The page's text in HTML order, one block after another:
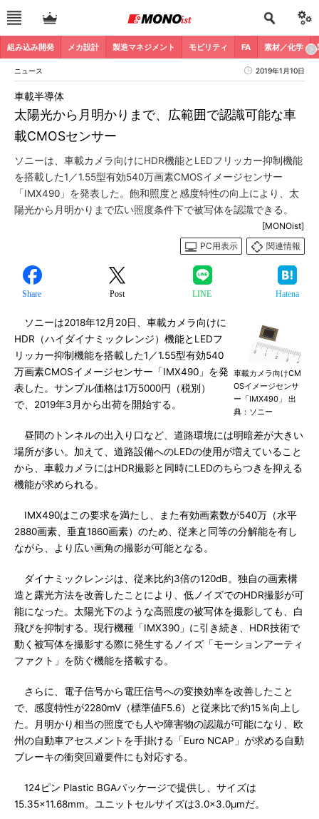
組み込み開発 メカ設計 製造マネジメント モビリティ FA 素材／化学
ニュース 2019年1月10日
太陽光から月明かりまで、広範囲で認識可能な車
載CMOSセンサー
車載半導体
ソニーは、車載カメラ向けにHDR機能とLEDフリッカー抑制機能
を搭載した1／1.55型有効540万画素CMOSイメージセンサー
「IMX490」を発表した。飽和照度と感度特性の向上により、太
陽光から月明かりまで広い照度条件下で被写体を認識できる。
[MONOist]
PC用表示
関連情報
Share Post LINE Hatena
車載カメラ向けCM
OSイメージセンサ
ー「IMX490」 出
典：ソニー
ソニーは2018年12月20日、車載カメラ向けに
HDR（ハイダイナミックレンジ）機能とLEDフ
リッカー抑制機能を搭載した1／1.55型有効540
万画素CMOSイメージセンサー「IMX490」を発
表した。サンプル価格は1万5000円（税別）
で、2019年3月から出荷を開始する。
昼間のトンネルの出入り口など、道路環境には明暗差が大きい
場所が多い。加えて、道路設備へのLEDの使用が増えていること
から、車載カメラにはHDR撮影と同時にLEDのちらつきを抑える
機能が求められる。
IMX490はこの要求を満たし、また有効画素数が540万（水平
2880画素、垂直1860画素）のため、従来と同等の分解能を有し
ながら、より広い画角の撮影が可能となる。
ダイナミックレンジは、従来比約3倍の120dB。独自の画素構
造と露光方法を改善したことにより、低ノイズでのHDR撮影が可
能になった。太陽光下のような高照度の被写体を撮影しても、白
飛びを抑制する。現行機種「IMX390」に引き続き、HDR技術で
動く被写体を撮影する際に発生するノイズ「モーションアーティ
ファクト」を防ぐ機能を搭載する。
さらに、電子信号から電圧信号への変換効率を改善したこと
で、感度特性が2280mV（標準値F5.6）と従来比で約15％向上し
た。月明かり相当の照度でも人や障害物の認識が可能になり、欧
州の自動車アセスメントを手掛ける「Euro NCAP」が求める自動
ブレーキの衝突回避要件にも対応する。
124ピン Plastic BGAパッケージで提供し、サイズは
15.35×11.68mm。ユニットセルサイズは3.0×3.0μmだ。